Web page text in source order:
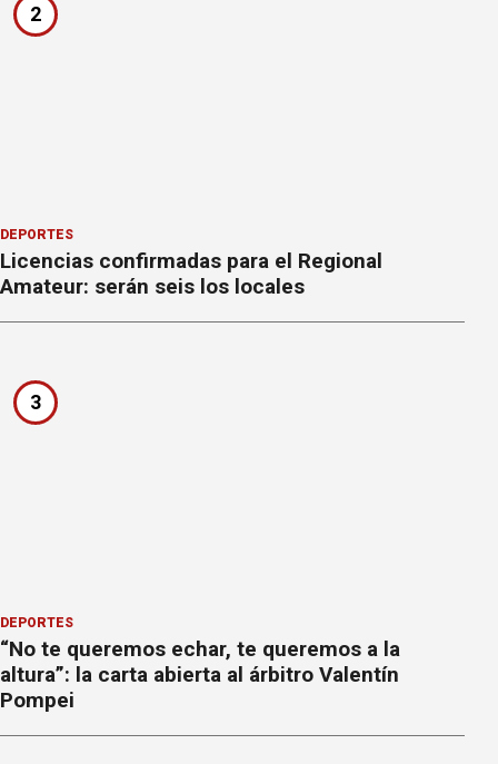
2
DEPORTES
Licencias confirmadas para el Regional
Amateur: serán seis los locales
3
DEPORTES
“No te queremos echar, te queremos a la
altura”: la carta abierta al árbitro Valentín
Pompei